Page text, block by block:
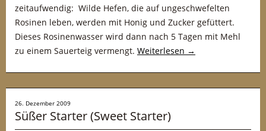
zeitaufwendig: Wilde Hefen, die auf ungeschwefelten
Rosinen leben, werden mit Honig und Zucker gefüttert.
Dieses Rosinenwasser wird dann nach 5 Tagen mit Mehl
zu einem Sauerteig vermengt. Weiterlesen →
26. Dezember 2009
Süßer Starter (Sweet Starter)